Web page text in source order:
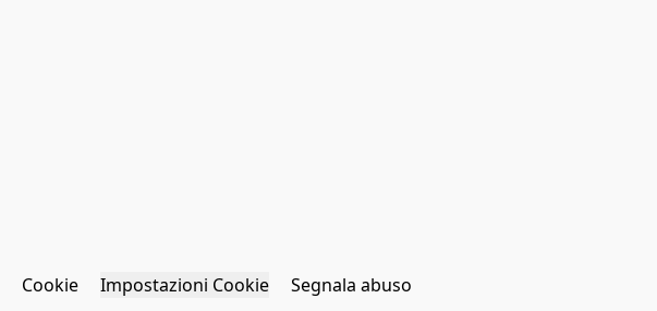
Cookie Impostazioni Cookie Segnala abuso